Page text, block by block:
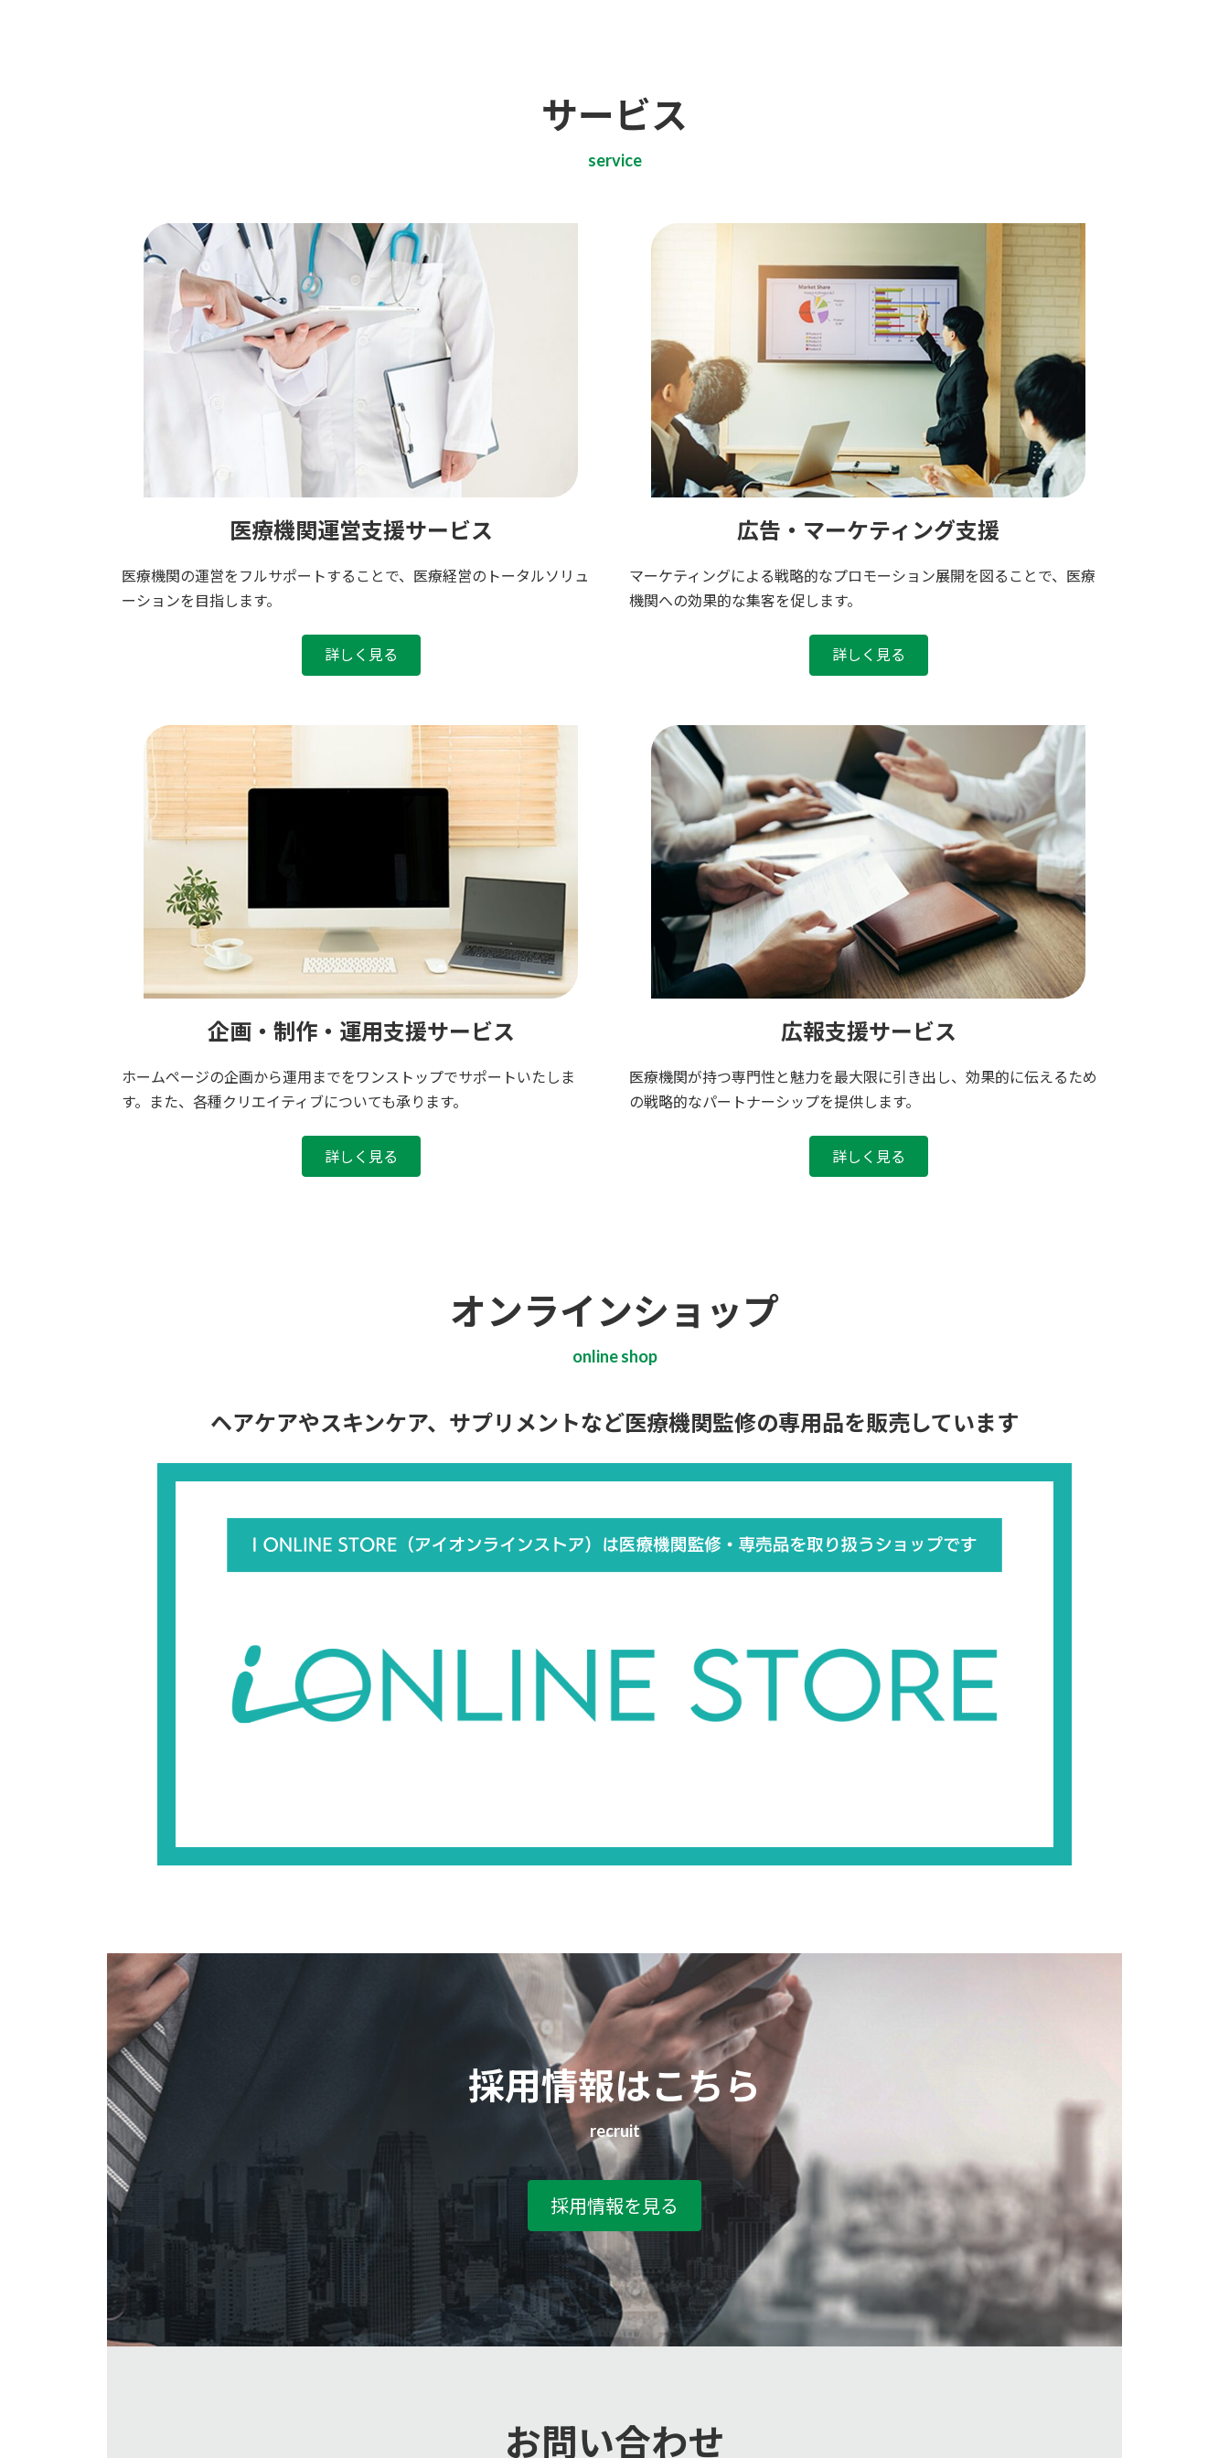
サービス
service
医療機関運営支援サービス
医療機関の運営をフルサポートすることで、医療経営のトータルソリュ
ーションを目指します。
詳しく見る
広告・マーケティング支援
マーケティングによる戦略的なプロモーション展開を図ることで、医療
機関への効果的な集客を促します。
詳しく見る
企画・制作・運用支援サービス
ホームページの企画から運用までをワンストップでサポートいたしま
す。また、各種クリエイティブについても承ります。
詳しく見る
広報支援サービス
医療機関が持つ専門性と魅力を最大限に引き出し、効果的に伝えるため
の戦略的なパートナーシップを提供します。
詳しく見る
オンラインショップ
online shop
ヘアケアやスキンケア、サプリメントなど医療機関監修の専用品を販売しています
採用情報はこちら
recruit
採用情報を見る
お問い合わせ